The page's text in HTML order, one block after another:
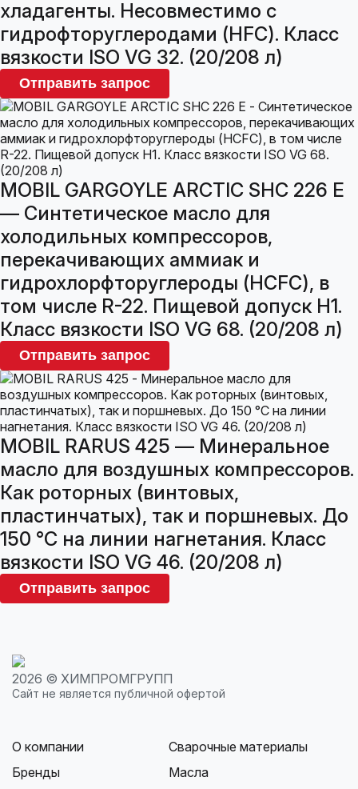
хладагенты. Несовместимо с
гидрофторуглеродами (HFC). Класс
вязкости ISO VG 32. (20/208 л)
Отправить запрос
MOBIL GARGOYLE ARCTIC SHC 226 E
— Синтетическое масло для
холодильных компрессоров,
перекачивающих аммиак и
гидрохлорфторуглероды (HCFC), в
том числе R-22. Пищевой допуск H1.
Класс вязкости ISO VG 68. (20/208 л)
Отправить запрос
MOBIL RARUS 425 — Минеральное
масло для воздушных компрессоров.
Как роторных (винтовых,
пластинчатых), так и поршневых. До
150 °С на линии нагнетания. Класс
вязкости ISO VG 46. (20/208 л)
Отправить запрос
2026 © ХИМПРОМГРУПП
Сайт не является публичной офертой
О компании
Бренды
Сварочные материалы
Масла